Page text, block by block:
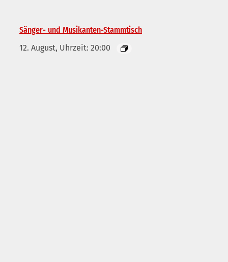
Sänger- und Musikanten-Stammtisch
12. August, Uhrzeit: 20:00